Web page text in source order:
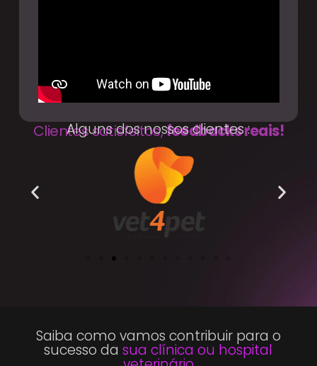
Clientes satisfeitos,feedbacks reais!
Alguns dos nossos clientes :
Saiba como vamos contribuir para o
sucesso da sua clínica ou hospital